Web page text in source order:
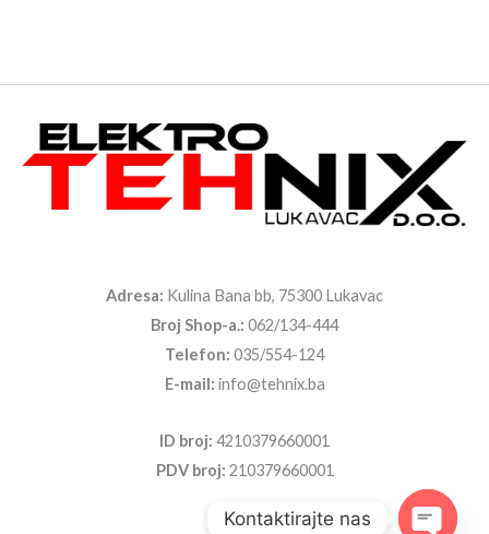
Adresa: Kulina Bana bb, 75300 Lukavac
Broj Shop-a.: 062/134-444
Telefon: 035/554-124
E-mail: info@tehnix.ba
ID broj: 4210379660001
PDV broj: 210379660001
Kontaktirajte nas